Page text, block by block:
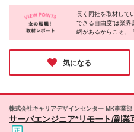
流に行けるか不
応募ください。
業が交渉し、無
支給します。 ＊上流工程のご経験をお持ちの方 月給
40万円～75万円
※給与には固定
700万円 ※年俸額の1/12を月々支給。月額換算で34万
円～58万4000円となります ※
賃金を支給します。 ※前職および経験・能力
社規定により優
◎フルリモート
原則転勤なし 1都3県(東京都23区内9割)、大阪、名古
屋市のプロジェク
社 ：東京都
リタンプラザビ
県名古屋市西区
階 ■大阪オフィス ：大阪府大阪市北区堂山町1-5 三
す。 ---------------------- ※変更の範囲：上
関連勤務地
長く同社を取材して
できる自由度”は業
網があるからこそ、
時で帰りたい」とい
スキルに自信がない
分には無理かも」と
い。そう心からお勧
気になる
株式会社キャリアデザインセンター MK事業部
サーバエンジニア*リモート/副